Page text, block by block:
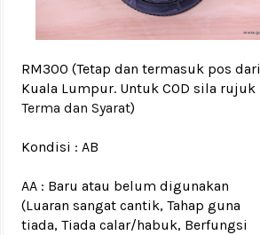
RM300 (Tetap dan termasuk pos dari
Kuala Lumpur. Untuk COD sila rujuk
Terma dan Syarat)
Kondisi : AB
AA : Baru atau belum digunakan
(Luaran sangat cantik, Tahap guna
tiada, Tiada calar/habuk, Berfungsi